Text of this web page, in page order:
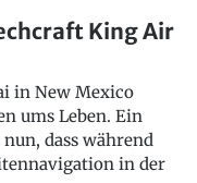
King Air
in New Mexico
ums Leben. Ein
dass während
in der